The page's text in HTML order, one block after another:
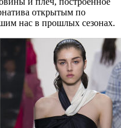
открытым по
нас в прошлых сезонах.